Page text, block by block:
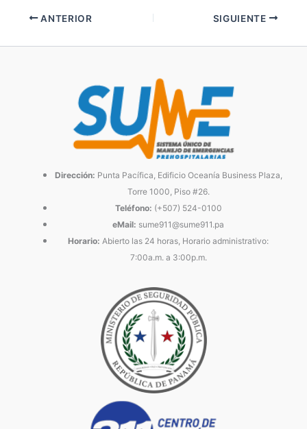
ANTERIOR SIGUIENTE
Dirección: Punta Pacífica, Edificio Oceanía Business Plaza,
Torre 1000, Piso #26.
Teléfono: (+507) 524-0100
eMail: sume911@sume911.pa
Horario: Abierto las 24 horas, Horario administrativo:
7:00a.m. a 3:00p.m.